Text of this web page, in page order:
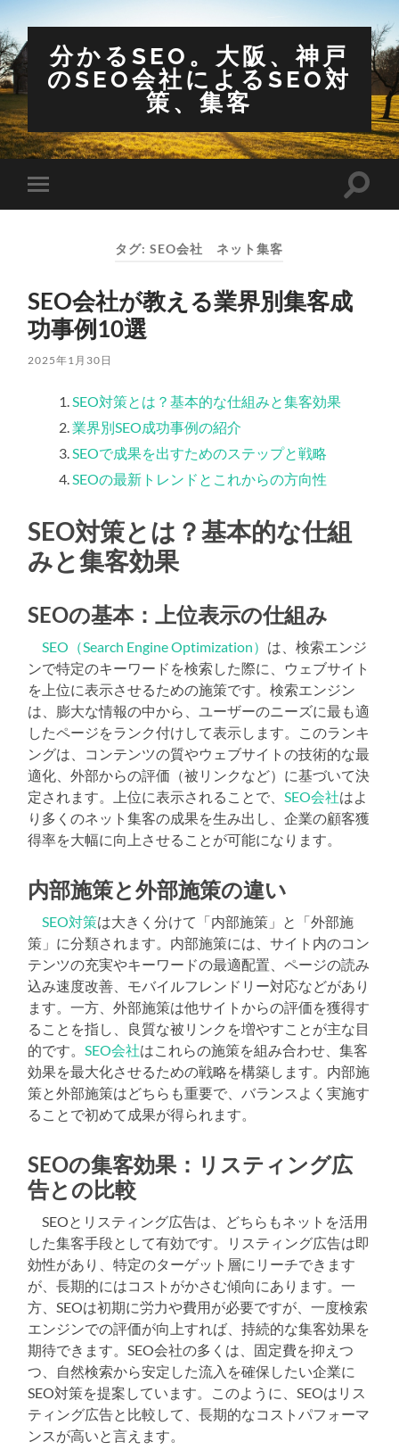
分かるSEO。大阪、神戸
のSEO会社によるSEO対
策、集客
モ
バ
ー
を
切
り
替
え
検
タグ:SEO会社 ネット集客
SEO会社が教える業界別集客成
功事例10選
2025年1月30日
SEO対策とは？基本的な仕組みと集客効果
業界別SEO成功事例の紹介
SEOで成果を出すためのステップと戦略
SEOの最新トレンドとこれからの方向性
SEO対策とは？基本的な仕組
みと集客効果
SEOの基本：上位表示の仕組み
SEO（Search Engine Optimization） は、検索エンジ
ンで特定のキーワードを検索した際に、ウェブサイト
を上位に表示させるための施策です。検索エンジン
は、膨大な情報の中から、ユーザーのニーズに最も適
したページをランク付けして表示します。このランキ
ングは、コンテンツの質やウェブサイトの技術的な最
適化、外部からの評価（被リンクなど）に基づいて決
定されます。上位に表示されることで、SEO会社はよ
り多くのネット集客の成果を生み出し、企業の顧客獲
得率を大幅に向上させることが可能になります。
内部施策と外部施策の違い
SEO対策は大きく分けて「内部施策」と「外部施
策」に分類されます。内部施策には、サイト内のコン
テンツの充実やキーワードの最適配置、ページの読み
込み速度改善、モバイルフレンドリー対応などがあり
ます。一方、外部施策は他サイトからの評価を獲得す
ることを指し、良質な被リンクを増やすことが主な目
的です。SEO会社はこれらの施策を組み合わせ、集客
効果を最大化させるための戦略を構築します。内部施
策と外部施策はどちらも重要で、バランスよく実施す
ることで初めて成果が得られます。
SEOの集客効果：リスティング広
告との比較
SEOとリスティング広告は、どちらもネットを活用
した集客手段として有効です。リスティング広告は即
効性があり、特定のターゲット層にリーチできます
が、長期的にはコストがかさむ傾向にあります。一
方、SEOは初期に労力や費用が必要ですが、一度検索
エンジンでの評価が向上すれば、持続的な集客効果を
期待できます。SEO会社の多くは、固定費を抑えつ
つ、自然検索から安定した流入を確保したい企業に
SEO対策を提案しています。このように、SEOはリス
ティング広告と比較して、長期的なコストパフォーマ
ンスが高いと言えます。